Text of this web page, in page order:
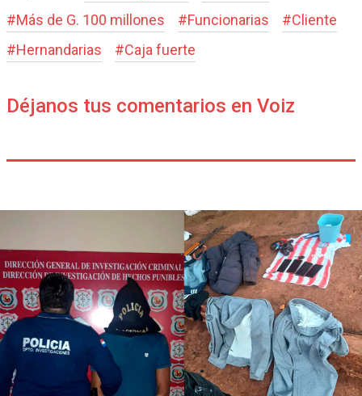
#Más de G. 100 millones #Funcionarias #Cliente
#Hernandarias #Caja fuerte
Déjanos tus comentarios en Voiz